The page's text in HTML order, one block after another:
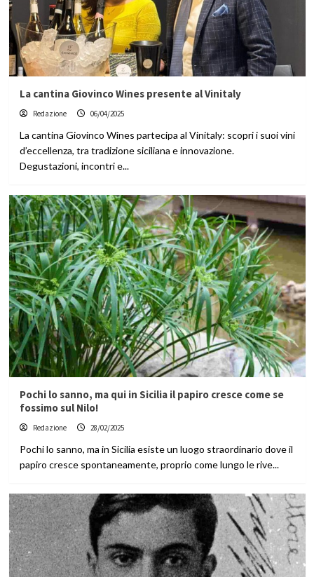
La cantina Giovinco Wines presente al Vinitaly
Redazione 06/04/2025
La cantina Giovinco Wines partecipa al Vinitaly: scopri i suoi vini
d’eccellenza, tra tradizione siciliana e innovazione.
Degustazioni, incontri e...
Pochi lo sanno, ma qui in Sicilia il papiro cresce come se
fossimo sul Nilo!
Redazione 28/02/2025
Pochi lo sanno, ma in Sicilia esiste un luogo straordinario dove il
papiro cresce spontaneamente, proprio come lungo le rive...